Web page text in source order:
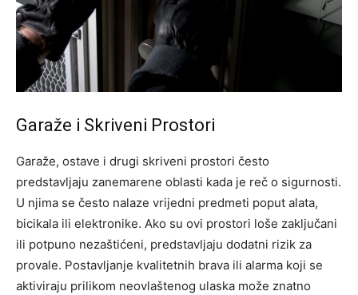
Garaže i Skriveni Prostori
Garaže, ostave i drugi skriveni prostori često
predstavljaju zanemarene oblasti kada je reč o sigurnosti.
U njima se često nalaze vrijedni predmeti poput alata,
bicikala ili elektronike. Ako su ovi prostori loše zaključani
ili potpuno nezaštićeni, predstavljaju dodatni rizik za
provale. Postavljanje kvalitetnih brava ili alarma koji se
aktiviraju prilikom neovlaštenog ulaska može znatno